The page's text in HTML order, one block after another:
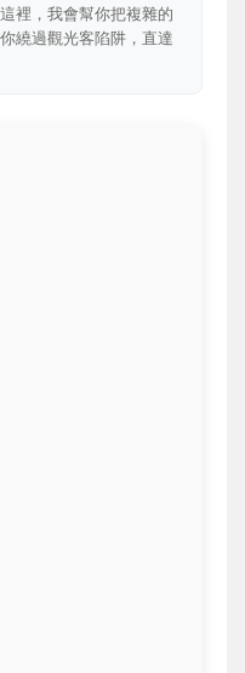
裡，我會幫你把複雜的
繞過觀光客陷阱，直達